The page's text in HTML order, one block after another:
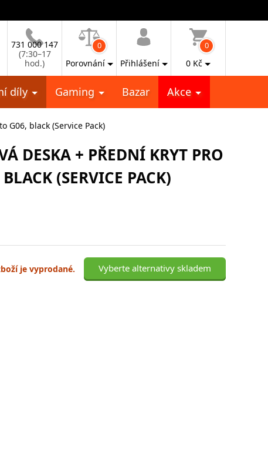
731 000 147
(7:30–17
hod.)
0
Porovnání Přihlášení
0
0 Kč
díly Gaming Bazar Akce
G06, black (Service Pack)
DESKA + PŘEDNÍ KRYT PRO
(SERVICE PACK)
je vyprodané. Vyberte alternativy skladem